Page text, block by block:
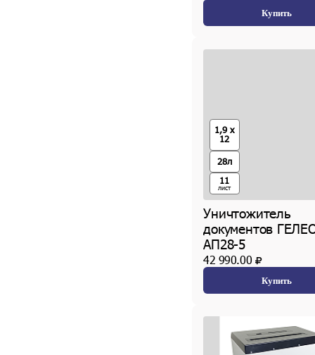
Купить
1,9 x
12
28л
11
лист
Уничтожитель
документов
АП28-5
42 990.00
Купить